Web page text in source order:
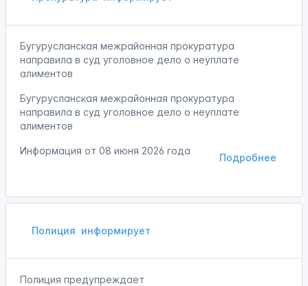
Бугурусланская межрайонная прокуратура
направила в суд уголовное дело о неуплате
алиментов
Бугурусланская межрайонная прокуратура
направила в суд уголовное дело о неуплате
алиментов
Подробнее
Информация от 08 июня 2026 года
Полиция информирует
Полиция предупреждает